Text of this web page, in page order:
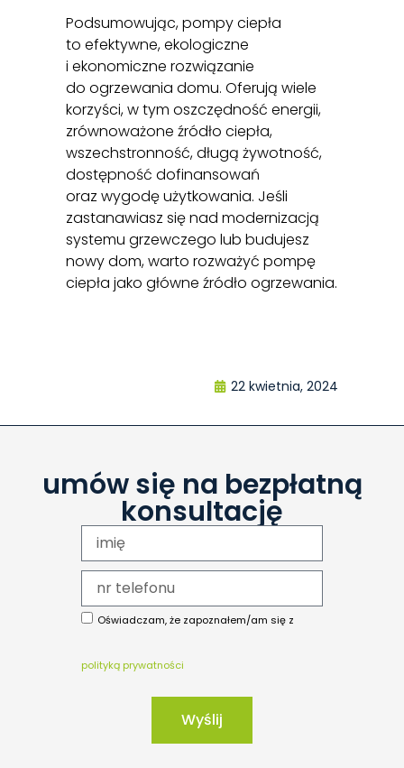
Podsumowując, pompy ciepła
to efektywne, ekologiczne
i ekonomiczne rozwiązanie
do ogrzewania domu. Oferują wiele
korzyści, w tym oszczędność energii,
zrównoważone źródło ciepła,
wszechstronność, długą żywotność,
dostępność dofinansowań
oraz wygodę użytkowania. Jeśli
zastanawiasz się nad modernizacją
systemu grzewczego lub budujesz
nowy dom, warto rozważyć pompę
ciepła jako główne źródło ogrzewania.
22 kwietnia, 2024
umów się na bezpłatną
konsultację
Oświadczam, że zapoznałem/am się z
polityką prywatności
Wyślij